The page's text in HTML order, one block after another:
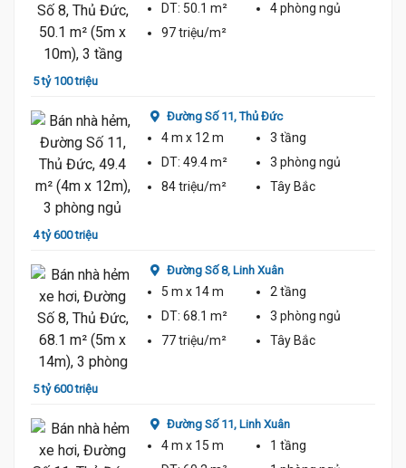
5 tỷ 100 triệu
DT: 50.1 m² 4 phòng ngủ
97 triệu/m²
4 tỷ 600 triệu
Đường Số 11,Thủ Đức
4 m x 12 m
3 tầng
DT: 49.4 m² 3 phòng ngủ
84 triệu/m²
Tây Bắc
5 tỷ 600 triệu
Đường Số 8, Linh Xuân
5 m x 14 m
2 tầng
DT: 68.1 m² 3 phòng ngủ
77 triệu/m²
Tây Bắc
Đường Số 11, Linh Xuân
4 m x 15 m
1 tầng